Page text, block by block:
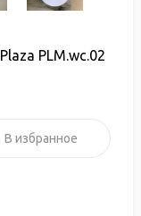
PLM.wc.02
В избранное